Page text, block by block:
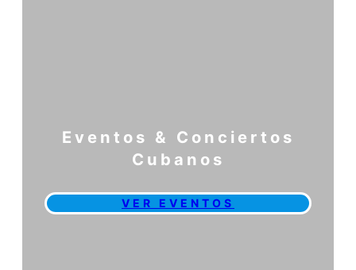
Eventos & Conciertos
Cubanos
VER EVENTOS